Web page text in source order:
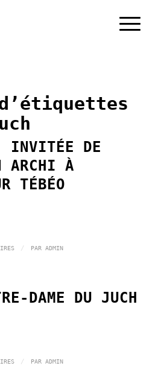
INVITÉE DE
ARCHI À
TÉBÉO
/ PAR ADMIN
DAME DU JUCH
/ PAR ADMIN